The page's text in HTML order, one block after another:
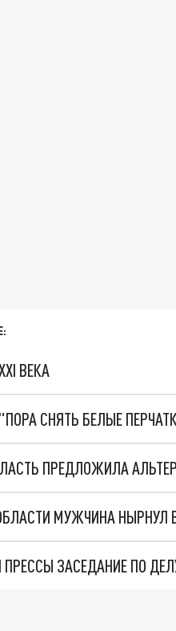
ВЕКА
СНЯТЬ БЕЛЫЕ
ПРЕДЛОЖИЛА
МУЖЧИНА НЫРНУЛ